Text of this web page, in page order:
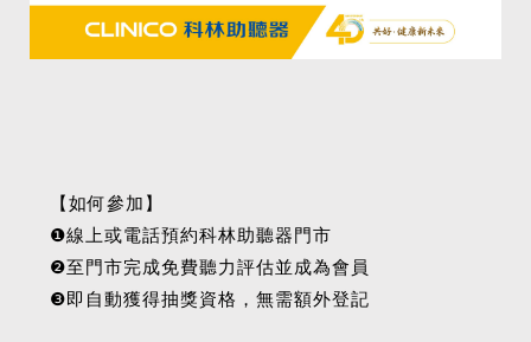
【如何參加】
❶線上或電話預約科林助聽器門市
❷至門市完成免費聽力評估並成為會員
❸即自動獲得抽獎資格，無需額外登記